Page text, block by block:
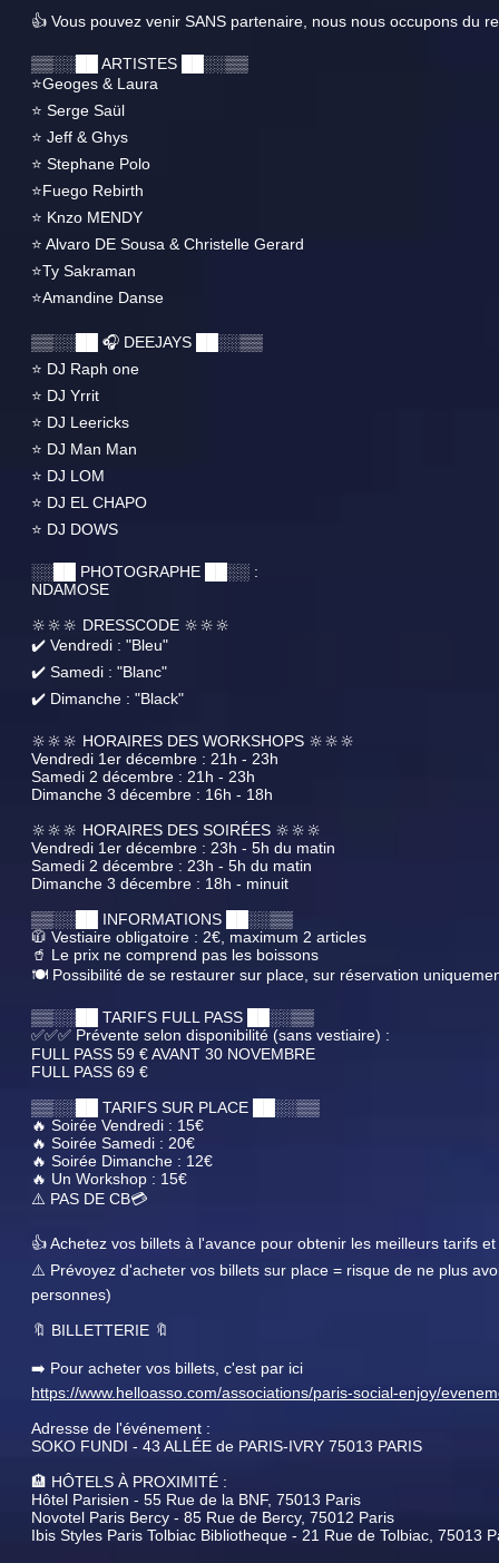
👍 Vous pouvez venir SANS partenaire, nous nous occupons du
▒▒░░██ ARTISTES ██░░▒▒
⭐Geoges & Laura
⭐ Serge Saül
⭐ Jeff & Ghys
⭐ Stephane Polo
⭐Fuego Rebirth
⭐ Knzo MENDY
⭐ Alvaro DE Sousa & Christelle Gerard
⭐Ty Sakraman
⭐Amandine Danse
▒▒░░██ 🎧 DEEJAYS ██░░▒▒
⭐ DJ Raph one
⭐ DJ Yrrit
⭐ DJ Leericks
⭐ DJ Man Man
⭐ DJ LOM
⭐ DJ EL CHAPO
⭐ DJ DOWS
░░██ PHOTOGRAPHE ██░░ :
NDAMOSE
🔆🔆🔆 DRESSCODE 🔆🔆🔆
✔️ Vendredi : "Bleu"
✔️ Samedi : "Blanc"
✔️ Dimanche : "Black"
🔆🔆🔆 HORAIRES DES WORKSHOPS 🔆🔆🔆
Vendredi 1er décembre : 21h - 23h
Samedi 2 décembre : 21h - 23h
Dimanche 3 décembre : 16h - 18h
🔆🔆🔆 HORAIRES DES SOIRÉES 🔆🔆🔆
Vendredi 1er décembre : 23h - 5h du matin
Samedi 2 décembre : 23h - 5h du matin
Dimanche 3 décembre : 18h - minuit
▒▒░░██ INFORMATIONS ██░░▒▒
🧥 Vestiaire obligatoire : 2€, maximum 2 articles
🥤 Le prix ne comprend pas les boissons
🍽️ Possibilité de se restaurer sur place, sur réservation
▒▒░░██ TARIFS FULL PASS ██░░▒▒
✅✅✅ Prévente selon disponibilité (sans vestiaire) :
FULL PASS 59 € AVANT 30 NOVEMBRE
FULL PASS 69 €
▒▒░░██ TARIFS SUR PLACE ██░░▒▒
🔥 Soirée Vendredi : 15€
🔥 Soirée Samedi : 20€
🔥 Soirée Dimanche : 12€
🔥 Un Workshop : 15€
⚠️ PAS DE CB💳
👍 Achetez vos billets à l'avance pour obtenir les meilleurs tarifs
⚠️ Prévoyez d'acheter vos billets sur place = risque de ne plus
personnes)
🔖 BILLETTERIE 🔖
➡️ Pour acheter vos billets, c'est par ici
https://www.helloasso.com/associations/paris-social-enjoy/
Adresse de l'événement :
SOKO FUNDI - 43 ALLÉE de PARIS-IVRY 75013 PARIS
🏨 HÔTELS À PROXIMITÉ :
Hôtel Parisien - 55 Rue de la BNF, 75013 Paris
Novotel Paris Bercy - 85 Rue de Bercy, 75012 Paris
Ibis Styles Paris Tolbiac Bibliotheque - 21 Rue de Tolbiac, 75013